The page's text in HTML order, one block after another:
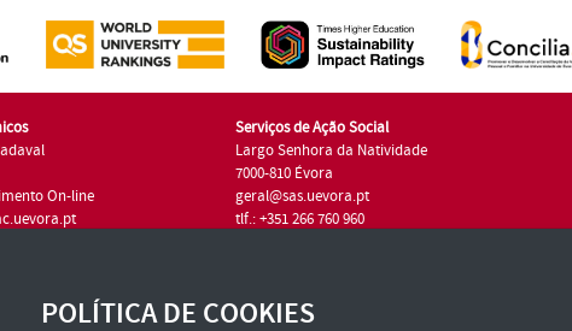
On-line
Serviços de Ação Social
Largo Senhora da Natividade
7000-810 Évora
geral@sas.uevora.pt
tlf.: +351 266 760 960
POLÍTICA DE COOKIES